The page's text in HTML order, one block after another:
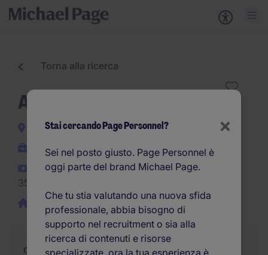
Torna alla ricerca
AI DATA ENGINEER
Bologna
Indeterminato
25.000EUR -
35.000EUR per anno
Smart Working/Ibrido
Offerta Riepilogo Opportunità di carriera
×
Stai cercando Page Personnel?
Sei nel posto giusto. Page Personnel è
oggi parte del brand Michael Page.
Che tu stia valutando una nuova sfida
professionale, abbia bisogno di
supporto nel recruitment o sia alla
ricerca di contenuti e risorse
specializzate, ora la tua esperienza è